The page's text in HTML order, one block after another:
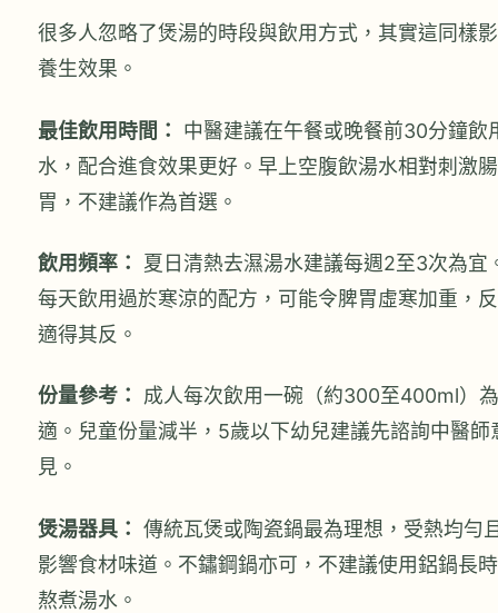
很多人忽略了煲湯的時段與飲用方式，其實這同樣
養生效果。
最佳飲用時間：
中醫建議在午餐或晚餐前30分鐘飲
水，配合進食效果更好。早上空腹飲湯水相對刺激腸
胃，不建議作為首選。
飲用頻率：
夏日清熱去濕湯水建議每週2至3次為宜
每天飲用過於寒涼的配方，可能令脾胃虛寒加重，
適得其反。
份量參考：
成人每次飲用一碗（約300至400ml）
適。兒童份量減半，5歲以下幼兒建議先諮詢中醫師
見。
煲湯器具： 傳統瓦煲或陶瓷鍋最為理想，受熱均勻
影響食材味道。不鏽鋼鍋亦可，不建議使用鋁鍋長
熬煮湯水。